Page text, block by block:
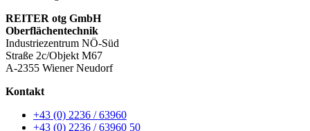
REITER otg GmbH
Oberflächentechnik
Industriezentrum NÖ-Süd
Straße 2c/Objekt M67
A-2355 Wiener Neudorf
Kontakt
+43 (0) 2236 / 63960
+43 (0) 2236 / 63960 50